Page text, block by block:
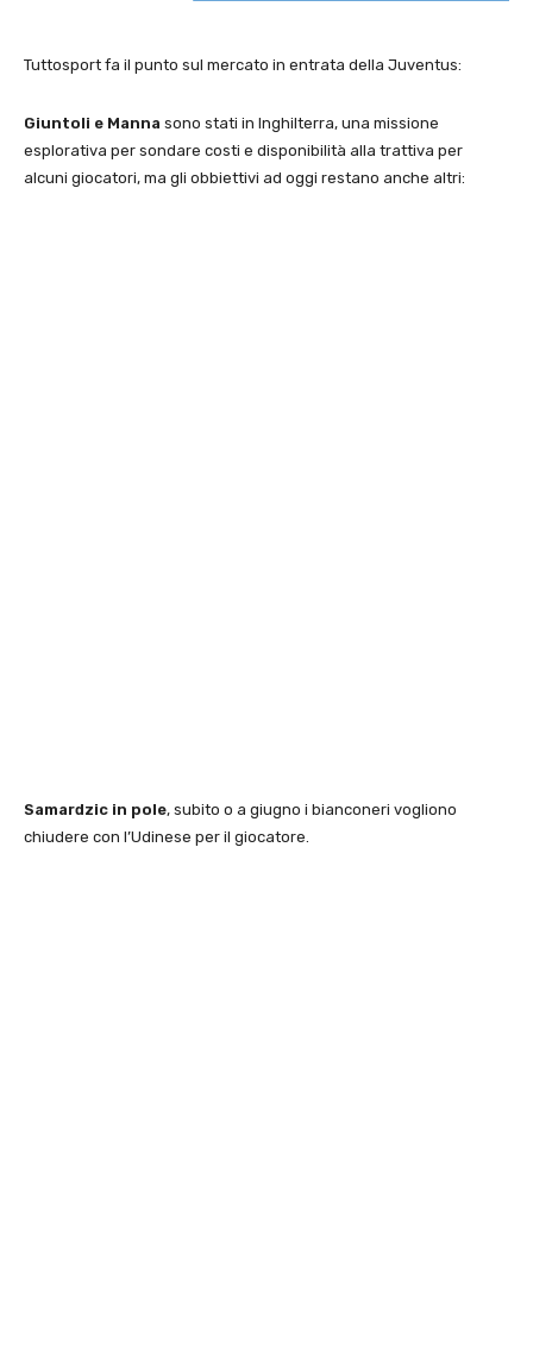
Tuttosport fa il punto sul mercato in entrata della Juventus:
Giuntoli e Manna sono stati in Inghilterra, una missione
esplorativa per sondare costi e disponibilità alla trattiva per
alcuni giocatori, ma gli obbiettivi ad oggi restano anche altri:
Samardzic in pole, subito o a giugno i bianconeri vogliono
chiudere con l’Udinese per il giocatore.